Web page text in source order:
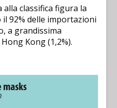
classifica figura la
92% delle importazioni
a grandissima
Kong (1,2%).